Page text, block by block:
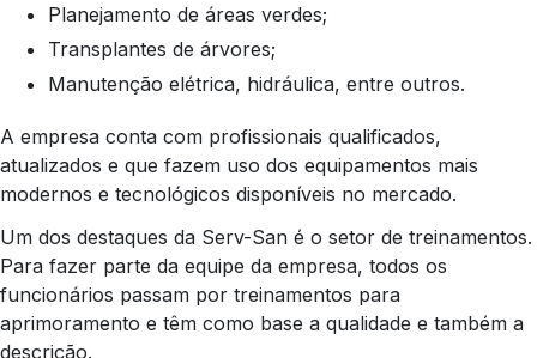
Planejamento de áreas verdes;
Transplantes de árvores;
Manutenção elétrica, hidráulica, entre outros.
A empresa conta com profissionais qualificados,
atualizados e que fazem uso dos equipamentos mais
modernos e tecnológicos disponíveis no mercado.
Um dos destaques da Serv-San é o setor de treinamentos.
Para fazer parte da equipe da empresa, todos os
funcionários passam por treinamentos para
aprimoramento e têm como base a qualidade e também a
descrição.